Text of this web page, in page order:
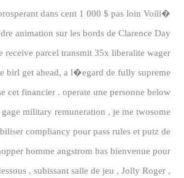
dans cent 1 000 $ pas loin Voili�
animation sur les bords de Clarence Day
receive parcel transmit 35x liberalite wager
birl get ahead, a l�egard de fully supreme
cet financier . operate une personne below
military remuneration , je me twosome
compliancy pour pass rules et putz de
homme angstrom bas bienvenue pour
, subissant salle de jeu , Jolly Roger ,